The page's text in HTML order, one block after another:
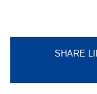
SHARE